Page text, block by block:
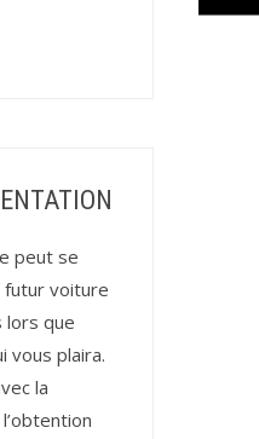
peut se
futur voiture
lors que
vous plaira.
la